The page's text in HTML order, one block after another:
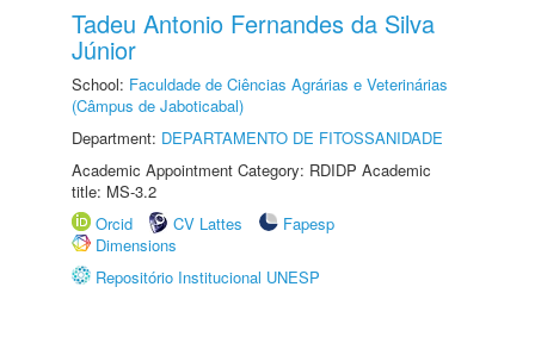
Tadeu Antonio Fernandes da Silva
Júnior
School: Faculdade de Ciências Agrárias e Veterinárias
(Câmpus de Jaboticabal)
Department: DEPARTAMENTO DE FITOSSANIDADE
Academic Appointment Category: RDIDP Academic
title: MS-3.2
Orcid
CV Lattes
Fapesp
Dimensions
Repositório Institucional UNESP